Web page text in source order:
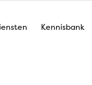
Kennisbank